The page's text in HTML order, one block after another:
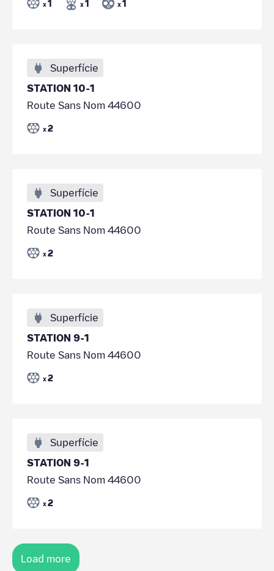
x 1 x 1 x 1
Superfície
STATION 10-1
Route Sans Nom 44600
x 2
Superfície
STATION 10-1
Route Sans Nom 44600
x 2
Superfície
STATION 9-1
Route Sans Nom 44600
x 2
Superfície
STATION 9-1
Route Sans Nom 44600
x 2
Load more